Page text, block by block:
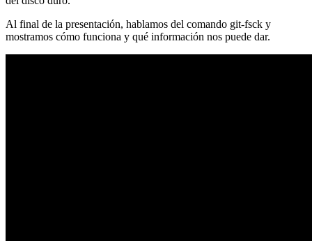
Al final de la presentación, hablamos del comando git-fsck y
mostramos cómo funciona y qué información nos puede dar.